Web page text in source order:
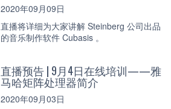
2020年09月09日
直播将详细为大家讲解 Steinberg 公司出品
的音乐制作软件 Cubasis 。
直播预告 | 9月4日在线培训——雅
马哈矩阵处理器简介
2020年09月03日